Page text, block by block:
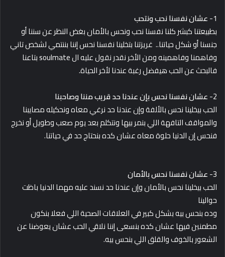
1- عشاننفسنا نحب ونتحب
بطبيعتنا كبشر كلنا نفسنا نحب ونحس بالأمان بغض النظر عن سننا أو
جنسنا أو شكل حياتنا.. غريزتنا بتخلينا نفسنا نحس إننا بننتمي لشخص تاني
وفاهمنا وفاهمينه ومن الأخر نقدر نقول عليه ال soulmate بتاعنا
فالبحث عن الحب هيفضل رغبة عندنا لأخر الحياة.
2- عشان نفسنا نحس بإن عندنا حد قريب مننا وصاحبنا
الحب بيخلينا نحس بالألفة وإن عندنا حد نرغي معاه ونحكيله مصايبنا
والمواقف التافهة اللي بنمر بيها ونتكلم بعد يوم صعب وطويل أو نخرج
فنحس إن الدنيا حلوة معاه عشان كده بنحتاج حد في حياتنا.
3- عشان نفسنا نحس بالأمان
الحب بيخلينا نحس بالأمان وإن عندنا حد نسند عليه مهما الدنيا باظت
حوالينا
وده بنحس بيه بشكل كبير في العلاقات الصحية اللي فعلا بنكون
مطمنين فيها عشان كده بنسعى إننا نلاقي الحب عشان يعوضنا عن
الشعور بالخوف والقلق اللي بنحس بيه.